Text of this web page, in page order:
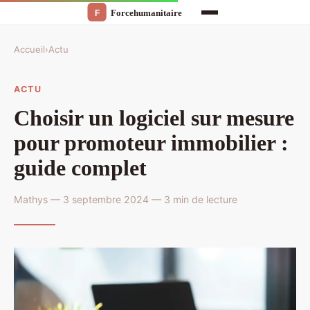
Accueil›Actu
ACTU
Choisir un logiciel sur mesure
pour promoteur immobilier :
guide complet
Mathys — 3 septembre 2024 — 3 min de lecture